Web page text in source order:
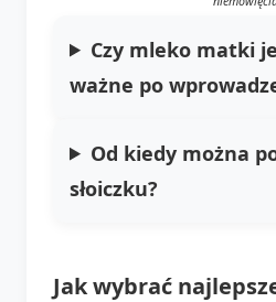
Czy mleko matki
ważne po
Od kiedy można
słoiczku?
Jak wybrać